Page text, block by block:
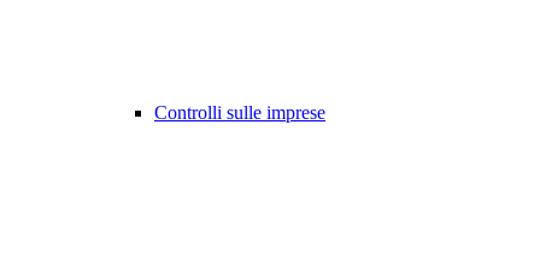
Controlli sulle imprese